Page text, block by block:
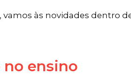
vamos às novidades dentro
no ensino